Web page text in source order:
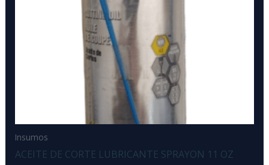
Insumos
ACEITE DE CORTE LUBRICANTE SPRAYON 11 OZ